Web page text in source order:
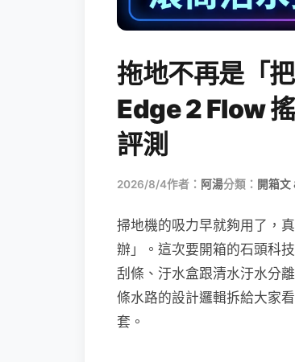
拖地不再是「
Edge 2 Flow
評測
2026/8/4作者： 阿湯分類： 開箱文
掃地機的吸力早就夠用了，
辦」。這次要開箱的石頭科
刮條、汙水盒跟清水汙水分
條水路的設計邏輯拆給大家
套。